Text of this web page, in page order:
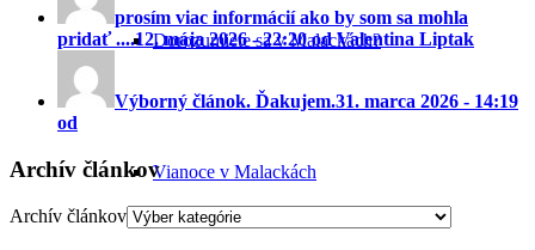
Dorozumiete sa v Malackách?
Vianoce v Malackách
prosím viac informácií ako by som sa mohla
pridať ....12. mája 2026 - 22:20 od Valentina Liptak
Výborný článok. Ďakujem.31. marca 2026 - 14:19
od
Archív článkov
Archív článkov